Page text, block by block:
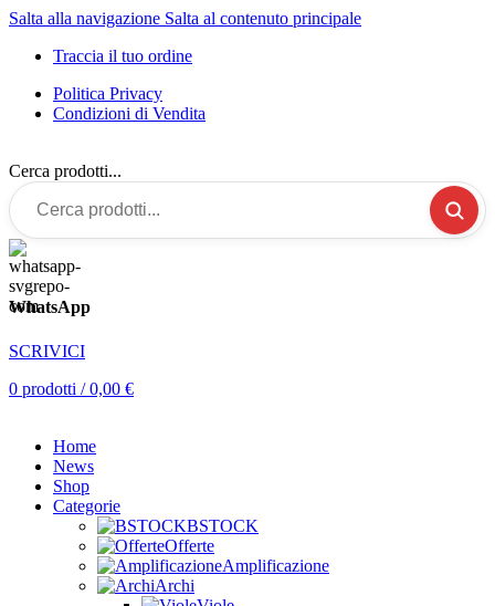
Salta alla navigazione Salta al contenuto principale
Traccia il tuo ordine
Politica Privacy
Condizioni di Vendita
Cerca prodotti...
WhatsApp
SCRIVICI
0 prodotti / 0,00 €
Home
News
Shop
Categorie
BSTOCK
Offerte
Amplificazione
Archi